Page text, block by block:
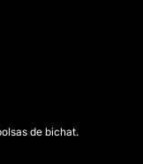
de bichat.